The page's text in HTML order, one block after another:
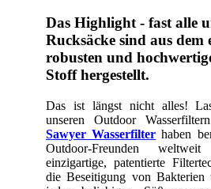
Das Highlight - fast alle
Rucksäcke sind aus dem
robusten und
Stoff hergestellt.
Das ist längst nicht alles!
unseren Outdoor
Sawyer Wasserfilter haben
Outdoor-Freunden
einzigartige, patentierte
die Beseitigung von Bakterien